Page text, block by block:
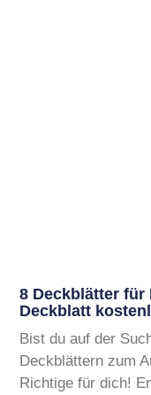
8 Deckblätter für
Deckblatt
Bist du auf der
Deckblättern zum
Richtige für dich!